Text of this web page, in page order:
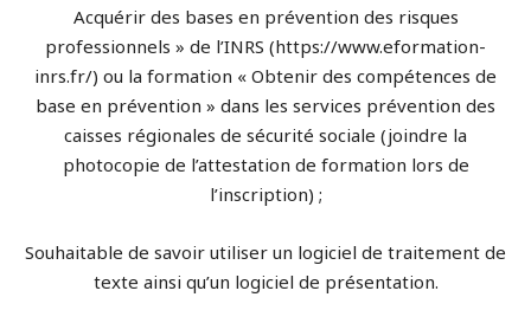
Acquérir des bases en prévention des risques
professionnels » de l’INRS (https://www.eformation-
inrs.fr/) ou la formation « Obtenir des compétences de
base en prévention » dans les services prévention des
caisses régionales de sécurité sociale (joindre la
photocopie de l’attestation de formation lors de
l’inscription) ;
Souhaitable de savoir utiliser un logiciel de traitement de
texte ainsi qu’un logiciel de présentation.